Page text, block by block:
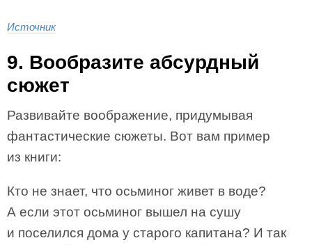
Источник
9. Вообразите абсурдный
сюжет
Развивайте воображение, придумывая
фантастические сюжеты. Вот вам пример
из книги:
Кто не знает, что осьминог живет в воде?
А если этот осьминог вышел на сушу
и поселился дома у старого капитана? И так